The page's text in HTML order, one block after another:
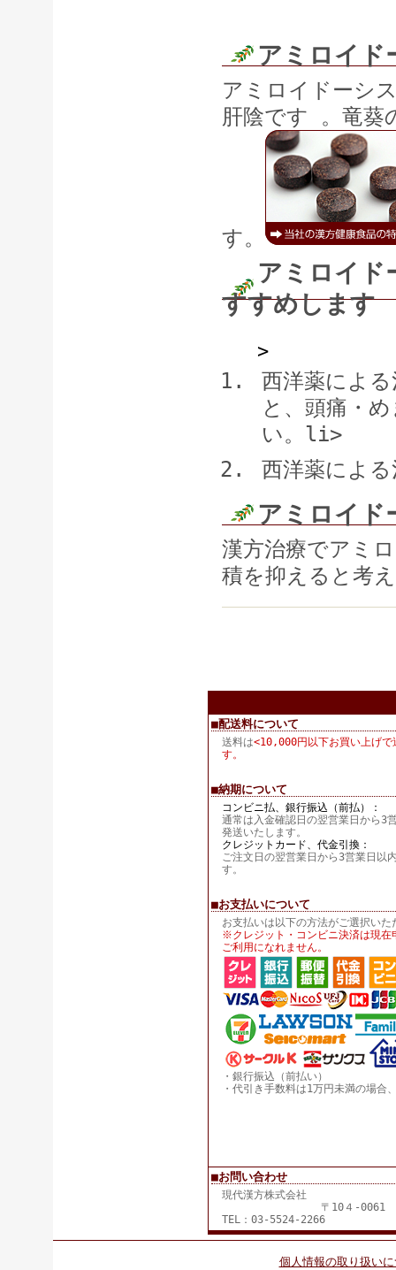
アミロイド
アミロイドーシ
肝陰です 。竜葵
す。
アミロイド
すすめします
>
西洋薬によ
と、頭痛・
い。li>
西洋薬によ
アミロイド
漢方治療でアミ
積を抑えると考
■配送料について
送料は<10,000円以下お買い上げで
す。
■納期について
コンビニ払、銀行振込（前払）：
通常は入金確認日の翌営業日から3
発送いたします。
クレジットカード、代金引換：
ご注文日の翌営業日から3営業日以
す。
■お支払いについて
お支払いは以下の方法がご選択いた
※クレジット・コンビニ決済は現在
ご利用になれません。
・銀行振込（前払い）
・代引き手数料は1万円未満の場合
■お問い合わせ
現代漢方株式会社
〒10４-0061 住所：東
TEL：03-5524-2266
個人情報の取り扱い